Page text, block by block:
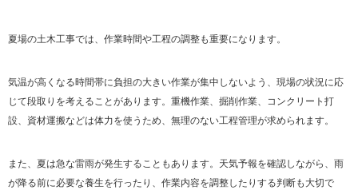
夏場の土木工事では、作業時間や工程の調整も重要になります。
気温が高くなる時間帯に負担の大きい作業が集中しないよう、現場の状況に応
じて段取りを考えることがあります。重機作業、掘削作業、コンクリート打
設、資材運搬などは体力を使うため、無理のない工程管理が求められます。
また、夏は急な雷雨が発生することもあります。天気予報を確認しながら、雨
が降る前に必要な養生を行ったり、作業内容を調整したりする判断も大切で